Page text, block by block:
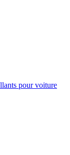
pour voiture